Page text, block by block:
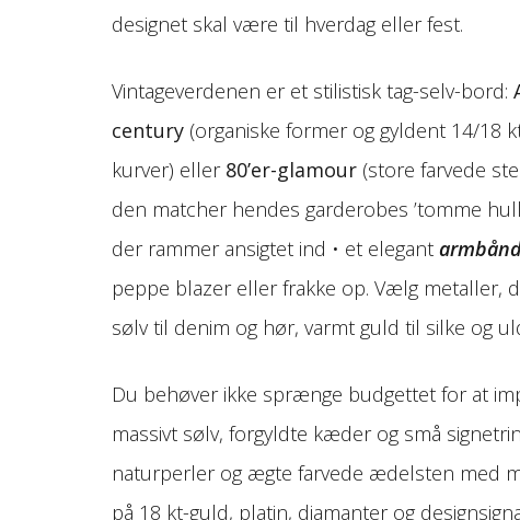
designet skal være til hverdag eller fest.
Vintageverdenen er et stilistisk tag-selv-bord:
century (organiske former og gyldent 14/18
kurver) eller 80’er-glamour (store farvede
den matcher hendes garderobes ’tomme
der rammer ansigtet ind • et elegant
peppe blazer eller frakke op. Vælg metaller,
sølv til denim og hør, varmt guld til silke og
Du behøver ikke sprænge budgettet for at
massivt sølv, forgyldte kæder og små
naturperler og ægte farvede ædelsten med
på 18 kt-guld, platin, diamanter og